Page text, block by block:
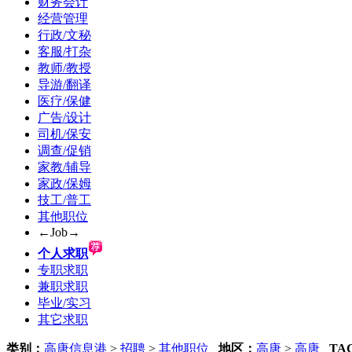
经营管理
行政/文秘
客服/打杂
教师/教授
导游/翻译
医疗/保健
广告/设计
司机/保安
调查/促销
家教/辅导
家政/保姆
技工/普工
其他职位
←Job→
个人求职
专职求职
兼职求职
毕业/实习
其它求职
类别： 高唐信息港 > 招聘 > 其他职位 地区： 高唐 > 高唐